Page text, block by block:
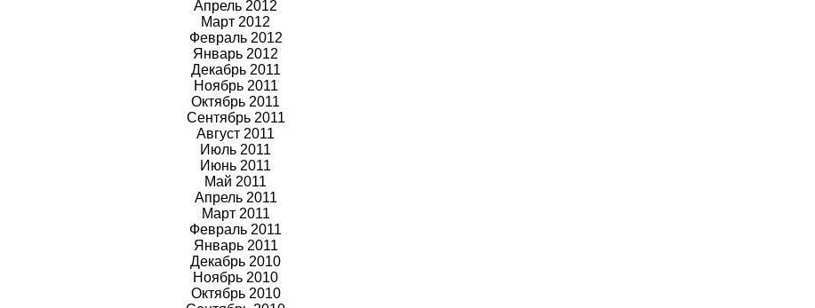
Апрель 2012
Март 2012
Февраль 2012
Январь 2012
Декабрь 2011
Ноябрь 2011
Октябрь 2011
Сентябрь 2011
Август 2011
Июль 2011
Июнь 2011
Май 2011
Апрель 2011
Март 2011
Февраль 2011
Январь 2011
Декабрь 2010
Ноябрь 2010
Октябрь 2010